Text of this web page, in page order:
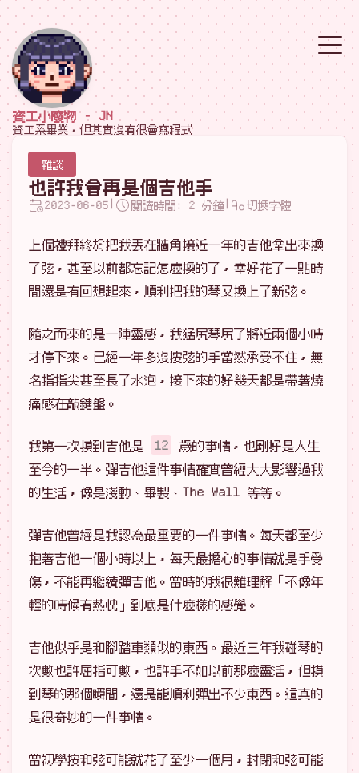
資工小廢物 - JN
資工系畢業，但其實沒有很會寫程式
雜談
也許我會再是個吉他手
2023-06-05 | 閱讀時間: 2 分鐘 | 切換字體
上個禮拜終於把我丟在牆角接近一年的吉他拿出來換
了弦，甚至以前都忘記怎麼換的了，幸好花了一點時
間還是有回想起來，順利把我的琴又換上了新弦。
隨之而來的是一陣靈感，我猛尻琴尻了將近兩個小時
才停下來。已經一年多沒按弦的手當然承受不住，無
名指指尖甚至長了水泡，接下來的好幾天都是帶著燒
痛感在敲鍵盤。
我第一次摸到吉他是 12
歲的事情，也剛好是人生
至今的一半。彈吉他這件事情確實曾經大大影響過我
的生活，像是淺動、畢製、The Wall 等等。
彈吉他曾經是我認為最重要的一件事情。每天都至少
抱著吉他一個小時以上，每天最擔心的事情就是手受
傷，不能再繼續彈吉他。當時的我很難理解「不像年
輕的時候有熱忱」到底是什麼樣的感覺。
吉他似乎是和腳踏車類似的東西。最近三年我碰琴的
次數也許屈指可數，也許手不如以前那麼靈活，但摸
到琴的那個瞬間，還是能順利彈出不少東西。這真的
是很奇妙的一件事情。
當初學按和弦可能就花了至少一個月，封閉和弦可能